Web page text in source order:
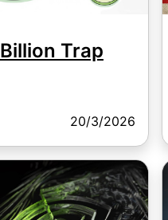
Trap
20/3/2026